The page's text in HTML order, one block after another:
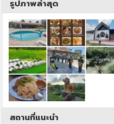
รูปภาพล่าสุด
สถานที่แนะนำ